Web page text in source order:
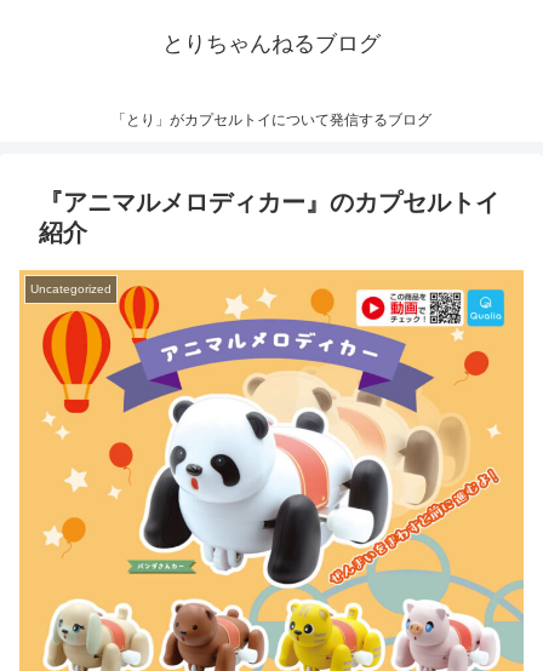
とりちゃんねるブログ
「とり」がカプセルトイについて発信するブログ
『アニマルメロディカー』のカプセルトイ
紹介
Uncategorized